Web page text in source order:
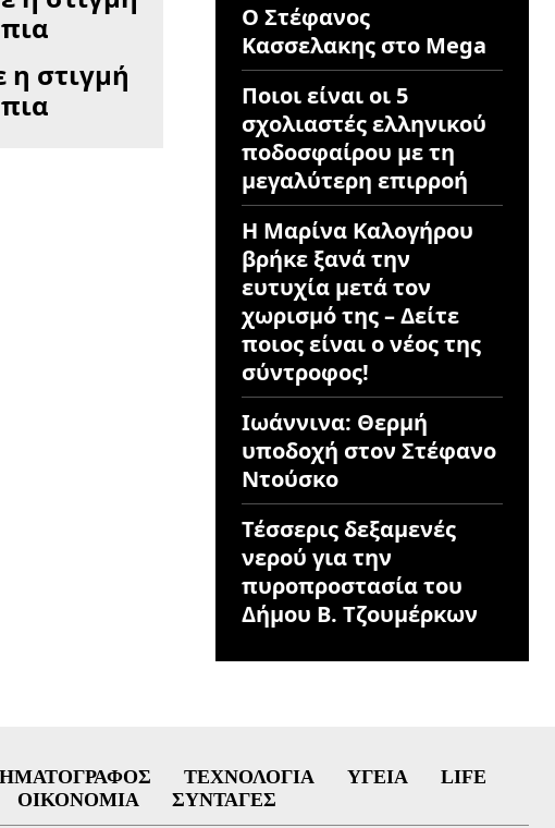
στιγμή
Ο Στέφανος
Κασσελακης στο Mega
Ποιοι είναι οι 5
σχολιαστές ελληνικού
ποδοσφαίρου με τη
μεγαλύτερη επιρροή
Η Μαρίνα Καλογήρου
βρήκε ξανά την
ευτυχία μετά τον
χωρισμό της – Δείτε
ποιος είναι ο νέος της
σύντροφος!
Ιωάννινα: Θερμή
υποδοχή στον Στέφανο
Ντούσκο
Τέσσερις δεξαμενές
νερού για την
πυροπροστασία του
Δήμου Β. Τζουμέρκων
ΤΕΧΝΟΛΟΓΊΑ ΥΓΕΊΑ
LIFE
ΟΙΚΟΝΟΜΊΑ ΣΥΝΤΑΓΈΣ